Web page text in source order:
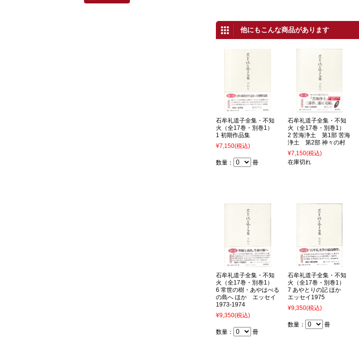
他にもこんな商品があります
石牟礼道子全集・不知
火（全17巻・別巻1）
1 初期作品集
¥7,150(税込)
数量： 冊
石牟礼道子全集・不知
火（全17巻・別巻1）
2 苦海浄土 第1部 苦海
浄土 第2部 神々の村
¥7,150(税込)
在庫切れ
石牟礼道子全集・不知
火（全17巻・別巻1）
6 常世の樹・あやはべる
の島へ ほか エッセイ
1973-1974
¥9,350(税込)
数量： 冊
石牟礼道子全集・不知
火（全17巻・別巻1）
7 あやとりの記 ほか
エッセイ1975
¥9,350(税込)
数量： 冊